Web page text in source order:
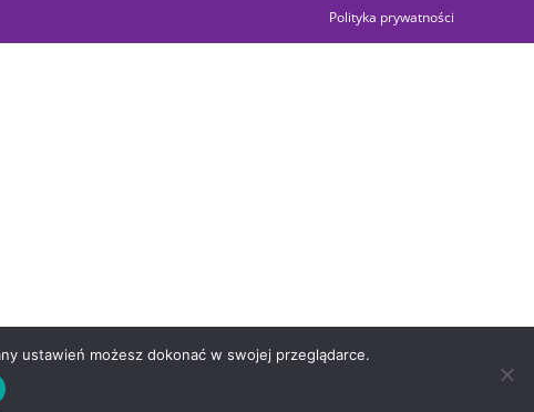
Polityka prywatności
ustawień możesz dokonać w swojej przeglądarce.